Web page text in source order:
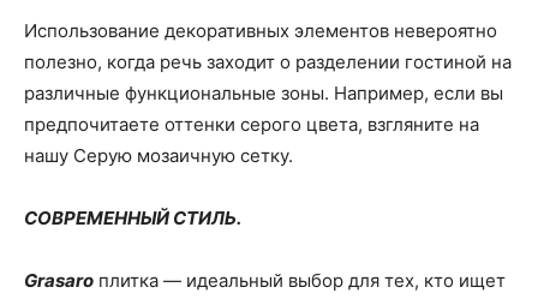
Использование декоративных элементов невероятно
полезно, когда речь заходит о разделении гостиной на
различные функциональные зоны. Например, если вы
предпочитаете оттенки серого цвета, взгляните на
нашу Серую мозаичную сетку.
СОВРЕМЕННЫЙ СТИЛЬ.
Grasaro плитка — идеальный выбор для тех, кто ищет